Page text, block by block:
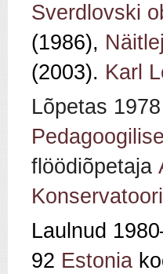
Sverdlovski
(1986),
(2003). Karl
Lõpetas 1978
flöödiõpetaja
Laulnud
92 Estonia